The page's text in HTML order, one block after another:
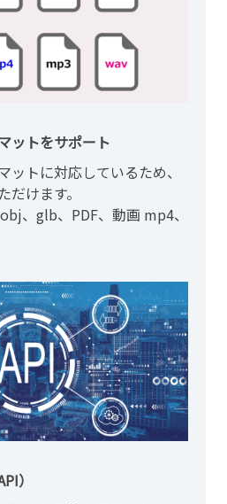
ットをサポート
ットに対応しているため、
けます。
、glb、PDF、動画 mp4、
）